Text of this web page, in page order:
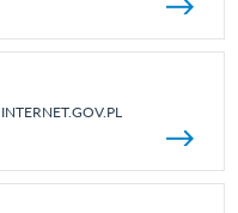
INTERNET.GOV.PL